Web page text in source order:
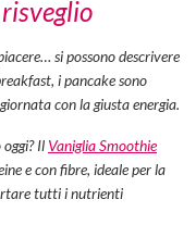
si possono descrivere
, i pancake sono
con la giusta energia.
Il Vaniglia Smoothie
e con fibre, ideale per la
tutti i nutrienti